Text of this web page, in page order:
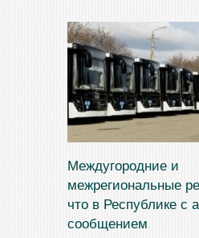
Междугородние и
межрегиональные
что в Республике с
сообщением